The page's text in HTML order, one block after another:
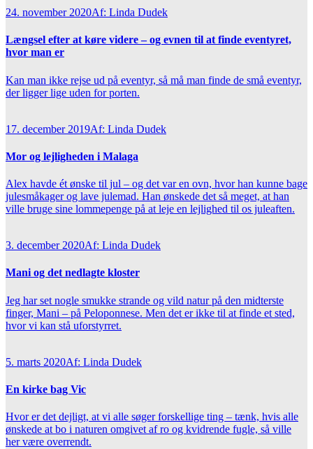
24. november 2020Af: Linda Dudek
Længsel efter at køre videre – og evnen til at finde eventyret,
hvor man er
Kan man ikke rejse ud på eventyr, så må man finde de små eventyr,
der ligger lige uden for porten.
17. december 2019Af: Linda Dudek
Mor og lejligheden i Malaga
Alex havde ét ønske til jul – og det var en ovn, hvor han kunne bage
julesmåkager og lave julemad. Han ønskede det så meget, at han
ville bruge sine lommepenge på at leje en lejlighed til os juleaften.
3. december 2020Af: Linda Dudek
Mani og det nedlagte kloster
Jeg har set nogle smukke strande og vild natur på den midterste
finger, Mani – på Peloponnese. Men det er ikke til at finde et sted,
hvor vi kan stå uforstyrret.
5. marts 2020Af: Linda Dudek
En kirke bag Vic
Hvor er det dejligt, at vi alle søger forskellige ting – tænk, hvis alle
ønskede at bo i naturen omgivet af ro og kvidrende fugle, så ville
her være overrendt.